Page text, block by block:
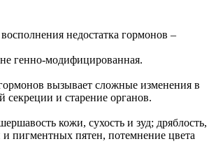
недостатка гормонов –
генно-модифицированная.
вызывает сложные изменения в
секреции и старение органов.
кожи, сухость и зуд; дряблость,
пигментных пятен, потемнение цвета